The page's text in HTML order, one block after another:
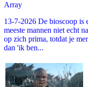
Array
13-7-2026 De bioscoop is
meeste mannen niet echt
op zich prima, totdat je
dan 'ik ben...